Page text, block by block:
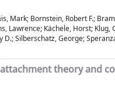
Mark; Bornstein, Robert F.;
Kächele, Horst;
Silberschatz, George;
theory and